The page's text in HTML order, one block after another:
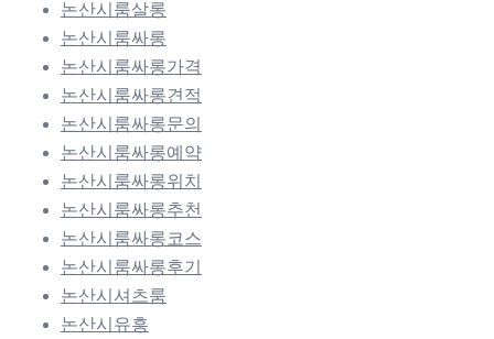
논산시룸살롱
논산시룸싸롱
논산시룸싸롱가격
논산시룸싸롱견적
논산시룸싸롱문의
논산시룸싸롱예약
논산시룸싸롱위치
논산시룸싸롱추천
논산시룸싸롱코스
논산시룸싸롱후기
논산시셔츠룸
논산시유흥